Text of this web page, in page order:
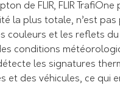
de FLIR, FLIR TrafiOne
la plus totale, n’est
couleurs et les reflets du
conditions
les signatures
et des véhicules, ce qui